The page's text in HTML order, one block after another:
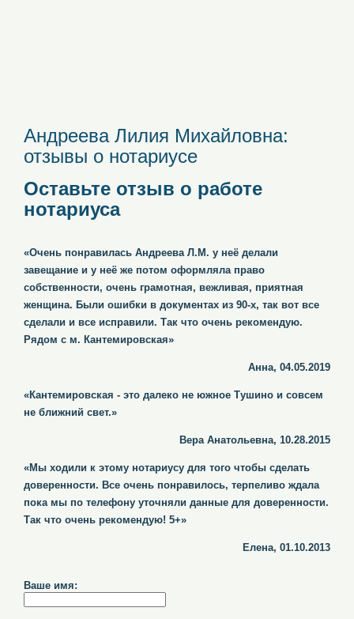
Андреева Лилия Михайловна:
отзывы о нотариусе
Оставьте отзыв о работе
нотариуса
«Очень понравилась Андреева Л.М. у неё делали
завещание и у неё же потом оформляла право
собственности, очень грамотная, вежливая, приятная
женщина. Были ошибки в документах из 90-х, так вот все
сделали и все исправили. Так что очень рекомендую.
Рядом с м. Кантемировская»
Анна, 04.05.2019
«Кантемировская - это далеко не южное Тушино и совсем
не ближний свет.»
Вера Анатольевна, 10.28.2015
«Мы ходили к этому нотариусу для того чтобы сделать
доверенности. Все очень понравилось, терпеливо ждала
пока мы по телефону уточняли данные для доверенности.
Так что очень рекомендую! 5+»
Елена, 01.10.2013
Ваше имя: